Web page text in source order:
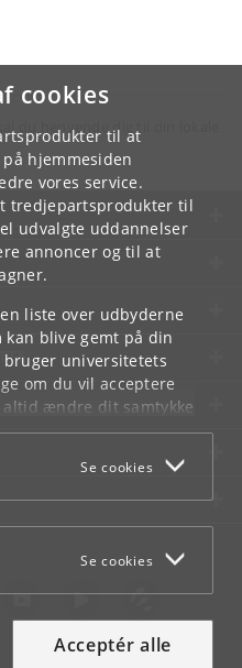
cookies
til at
hjemmesiden
vores service.
tredjepartsprodukter til
udvalgte uddannelser
annoncer og til at
liste over udbyderne
kan blive gemt på din
universitetets
om du vil acceptere
altid ændre dit samtykke
som du finder i
Se cookies
Se cookies
Acceptér alle
du henvende dig til din lokale